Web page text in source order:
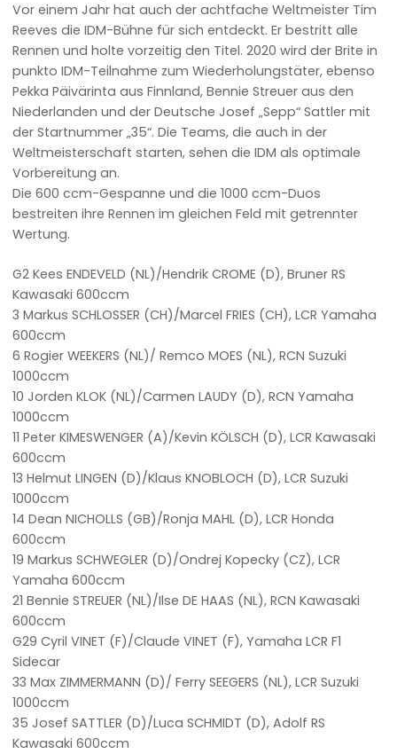
Vor einem Jahr hat auch der achtfache Weltmeister Tim
Reeves die IDM-Bühne für sich entdeckt. Er bestritt alle
Rennen und holte vorzeitig den Titel. 2020 wird der Brite in
punkto IDM-Teilnahme zum Wiederholungstäter, ebenso
Pekka Päivärinta aus Finnland, Bennie Streuer aus den
Niederlanden und der Deutsche Josef „Sepp“ Sattler mit
der Startnummer „35“. Die Teams, die auch in der
Weltmeisterschaft starten, sehen die IDM als optimale
Vorbereitung an.
Die 600 ccm-Gespanne und die 1000 ccm-Duos
bestreiten ihre Rennen im gleichen Feld mit getrennter
Wertung.
G2 Kees ENDEVELD (NL)/Hendrik CROME (D), Bruner RS
Kawasaki 600ccm
3 Markus SCHLOSSER (CH)/Marcel FRIES (CH), LCR Yamaha
600ccm
6 Rogier WEEKERS (NL)/ Remco MOES (NL), RCN Suzuki
1000ccm
10 Jorden KLOK (NL)/Carmen LAUDY (D), RCN Yamaha
1000ccm
11 Peter KIMESWENGER (A)/Kevin KÖLSCH (D), LCR Kawasaki
600ccm
13 Helmut LINGEN (D)/Klaus KNOBLOCH (D), LCR Suzuki
1000ccm
14 Dean NICHOLLS (GB)/Ronja MAHL (D), LCR Honda
600ccm
19 Markus SCHWEGLER (D)/Ondrej Kopecky (CZ), LCR
Yamaha 600ccm
21 Bennie STREUER (NL)/Ilse DE HAAS (NL), RCN Kawasaki
600ccm
G29 Cyril VINET (F)/Claude VINET (F), Yamaha LCR F1
Sidecar
33 Max ZIMMERMANN (D)/ Ferry SEEGERS (NL), LCR Suzuki
1000ccm
35 Josef SATTLER (D)/Luca SCHMIDT (D), Adolf RS
Kawasaki 600ccm